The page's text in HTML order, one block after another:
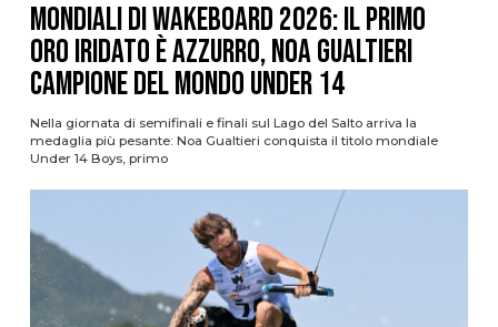
Mondiali di Wakeboard 2026: il primo
oro iridato è azzurro, Noa Gualtieri
campione del mondo Under 14
Nella giornata di semifinali e finali sul Lago del Salto arriva la
medaglia più pesante: Noa Gualtieri conquista il titolo mondiale
Under 14 Boys, primo